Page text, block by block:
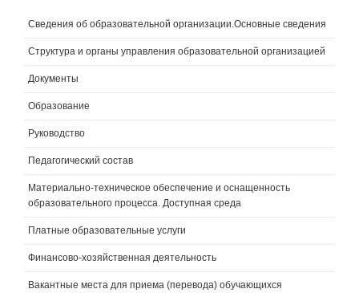
Сведения об образовательной организации.Основные сведения
Структура и органы управления образовательной организацией
Документы
Образование
Руководство
Педагогический состав
Материально-техническое обеспечение и оснащенность
образовательного процесса. Доступная среда
Платные образовательные услуги
Финансово-хозяйственная деятельность
Вакантные места для приема (перевода) обучающихся